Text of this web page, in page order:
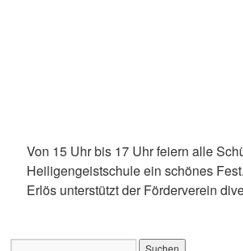
Von 15 Uhr bis 17 Uhr feiern alle
Heiligengeistschule ein schönes
Erlös unterstützt der Förderverein